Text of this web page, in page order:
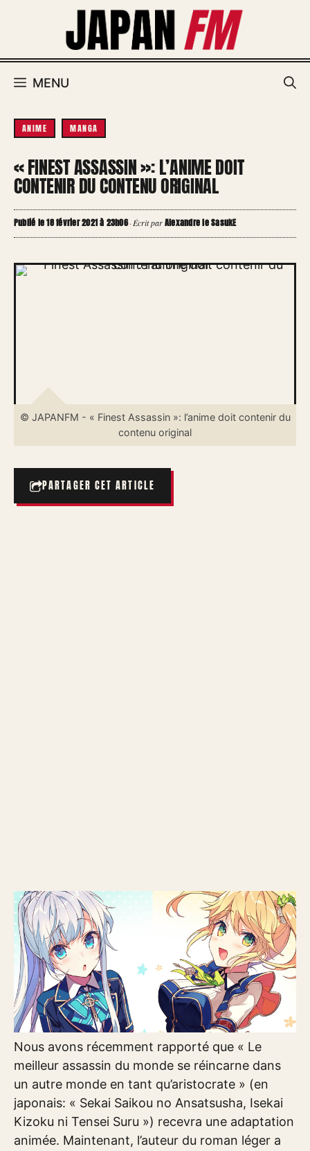
MENU
ANIME MANGA
« FINEST ASSASSIN »: L’ANIME DOIT
CONTENIR DU CONTENU ORIGINAL
Publié le 18 février 2021 à 23h06·Écrit parAlexandre le SasukE
© JAPANFM - « Finest Assassin »: l’anime doit contenir du
contenu original
PARTAGER CET ARTICLE
Nous avons récemment rapporté que « Le
meilleur assassin du monde se réincarne dans
un autre monde en tant qu’aristocrate » (en
japonais: « Sekai Saikou no Ansatsusha, Isekai
Kizoku ni Tensei Suru ») recevra une adaptation
animée. Maintenant, l’auteur du roman léger a